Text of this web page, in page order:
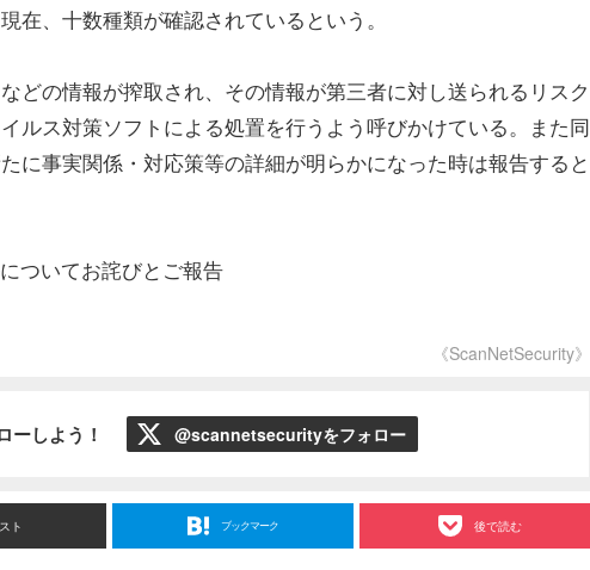
在、十数種類が確認されているという。
どの情報が搾取され、その情報が第三者に対し送られるリスク
ルス対策ソフトによる処置を行うよう呼びかけている。また同
に事実関係・対応策等の詳細が明らかになった時は報告すると
ついてお詫びとご報告
《ScanNetSecurity》
しよう！ @scannetsecurityをフォロー
ト ブックマーク 後で読む